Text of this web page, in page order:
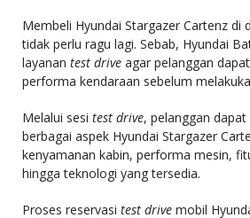
Membeli Hyundai Stargazer Cartenz di
tidak perlu ragu lagi. Sebab, Hyundai
layanan test drive agar pelanggan
performa kendaraan sebelum
Melalui sesi test drive, pelanggan
berbagai aspek Hyundai Stargazer
kenyamanan kabin, performa mesin,
hingga teknologi yang tersedia.
Proses reservasi test drive mobil